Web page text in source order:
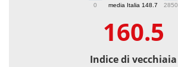
media Italia 148.7
0 2850
160.5
Indice di vecchiaia